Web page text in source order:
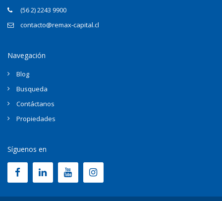
(56 2) 2243 9900
contacto@remax-capital.cl
Navegación
Blog
Busqueda
Contáctanos
Propiedades
Síguenos en